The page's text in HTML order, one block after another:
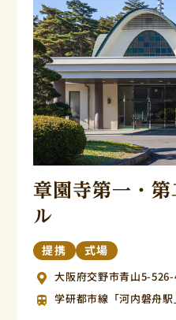
章園寺第一・
ル
提携 式場
大阪府交野市青山5-
学研都市線「河内磐舟